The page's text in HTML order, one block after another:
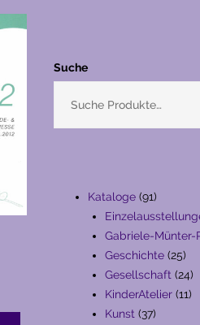
Suche
Kataloge 9191
Produkte
Gabriele-Münter-
Geschichte 2525
Gesellschaft 2424
KinderAtelier 1111
Kunst 3737